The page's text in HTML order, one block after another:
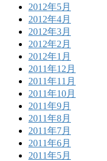
2012年5月
2012年4月
2012年3月
2012年2月
2012年1月
2011年12月
2011年11月
2011年10月
2011年9月
2011年8月
2011年7月
2011年6月
2011年5月